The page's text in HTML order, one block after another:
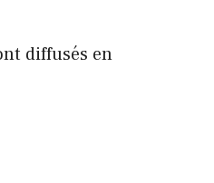
diffusés en